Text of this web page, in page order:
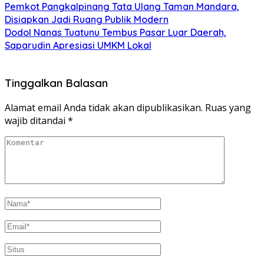
Pemkot Pangkalpinang Tata Ulang Taman Mandara,
Disiapkan Jadi Ruang Publik Modern
Dodol Nanas Tuatunu Tembus Pasar Luar Daerah,
Saparudin Apresiasi UMKM Lokal
Tinggalkan Balasan
Alamat email Anda tidak akan dipublikasikan. Ruas yang
wajib ditandai *